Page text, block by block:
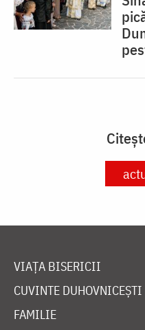
VIAȚA BISERICII
CUVINTE DUHOVNICEȘTI
FAMILIE